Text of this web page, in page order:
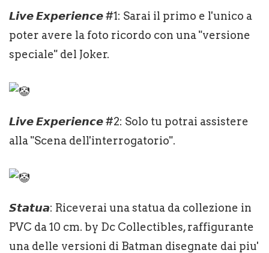
𝙇𝙞𝙫𝙚 𝙀𝙭𝙥𝙚𝙧𝙞𝙚𝙣𝙘𝙚 #1: Sarai il primo e l'unico a
poter avere la foto ricordo con una "versione
speciale" del Joker.
𝙇𝙞𝙫𝙚 𝙀𝙭𝙥𝙚𝙧𝙞𝙚𝙣𝙘𝙚 #2: Solo tu potrai assistere
alla "Scena dell'interrogatorio".
𝙎𝙩𝙖𝙩𝙪𝙖: Riceverai una statua da collezione in
PVC da 10 cm. by Dc Collectibles, raffigurante
una delle versioni di Batman disegnate dai piu'